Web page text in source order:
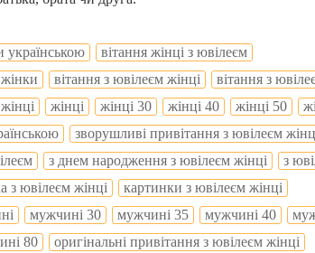
українською
вітання жінці з ювілеєм
вітання з ювілеєм жінці
вітання з
жінці жінці 30 жінці 40 жінці 50
зворушливі привітання з ювілеєм
з днем народження з ювілеєм жінці
з
з ювілеєм жінці
картинки з ювілеєм жінці
мужчині 30 мужчині 35 мужчині 40
80
оригінальні привітання з ювілеєм жінці